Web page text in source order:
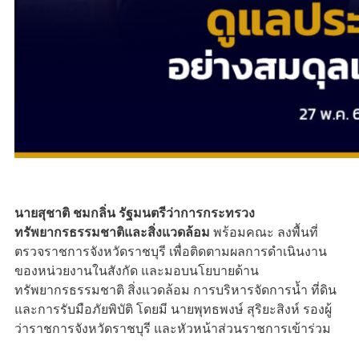
นายสุชาติ ชมกลิ่น รัฐมนตรีว่าการกระทรวง
ทรัพยากรธรรมชาติและสิ่งแวดล้อม พร้อมคณะ ลงพื้นที่
ตรวจราชการจังหวัดราชบุรี เพื่อติดตามผลการดำเนินงาน
ของหน่วยงานในสังกัด และมอบนโยบายด้าน
ทรัพยากรธรรมชาติ สิ่งแวดล้อม การบริหารจัดการน้ำ ที่ดิน
และการรับมือภัยพิบัติ โดยมี นายพุทธพงษ์ สุริยะสิงห์ รองผู้
ว่าราชการจังหวัดราชบุรี และหัวหน้าส่วนราชการเข้าร่วม